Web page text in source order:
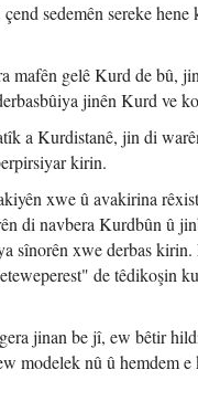
sedemên sereke
mafên gelê Kurd de bû,
jinên Kurd ve
a Kurdistanê, jin di
kirin.
xwe û avakirina
di navbera Kurdbûn û
sînorên xwe derbas
de têdikoşin
jinan be jî, ew bêtir
modelek nû û hemdem